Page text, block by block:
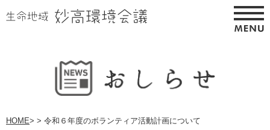
HOME> > 令和６年度のボランティア活動計画について